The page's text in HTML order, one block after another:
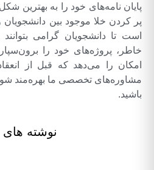
پایان نامه‌های خود را به بهترین
پر کردن خلا موجود بین دانشجویان
است تا دانشجویان گرامی
خاطر، پروژه‌های خود را
امکان را می‌دهد که قبل از
مشاوره‌های تخصصی ما بهره‌مند
باشید.
نوشته های